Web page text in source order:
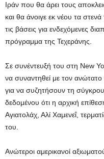
Ιράν που θα άρει τους
και θα άνοιγε εκ νέου τα
τις βάσεις για ενδεχόμενες
πρόγραμμα της Τεχεράνης.
Σε συνέντευξή του στη New
να συναντηθεί με τον ανώτατο
για να συζητήσουν τη
δεδομένου ότι η αρχική
Αγιατολάχ, Αλί Χαμενεΐ,
του.
Ανώτεροι αμερικανοί